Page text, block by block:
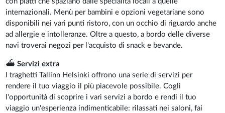
internazionali. Menù per bambini e opzioni vegetariane sono
disponibili nei vari punti ristoro, con un occhio di riguardo anche
ad allergie e intolleranze. Oltre a questo, a bordo delle diverse
navi troverai negozi per l'acquisto di snack e bevande.
⛴️ Servizi extra
I traghetti Tallinn Helsinki offrono una serie di servizi per
rendere il tuo viaggio il più piacevole possibile. Cogli
l'opportunità di scoprire i vari servizi a bordo e rendi il tuo
viaggio un'esperienza indimenticabile: rilassati nei saloni, fai